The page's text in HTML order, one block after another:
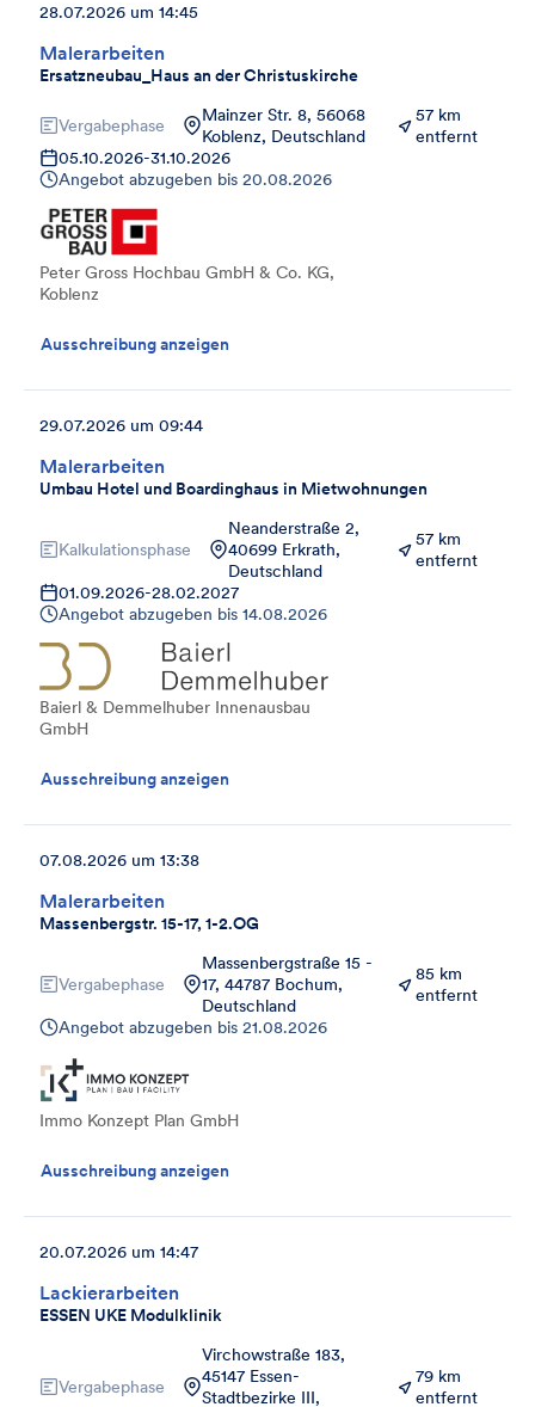
Malerarbeiten
Ersatzneubau_Haus an der Christuskirche
28.07.2026 um 14:45
Vergabephase
Mainzer Str. 8, 56068
Koblenz, Deutschland
57 km
entfernt
05.10.2026-31.10.2026
Angebot abzugeben bis 20.08.2026
Peter Gross Hochbau GmbH & Co. KG,
Koblenz
Ausschreibung anzeigen
Malerarbeiten
Umbau Hotel und Boardinghaus in Mietwohnungen
29.07.2026 um 09:44
Kalkulationsphase
Neanderstraße 2,
40699 Erkrath,
Deutschland
57 km
entfernt
01.09.2026-28.02.2027
Angebot abzugeben bis 14.08.2026
Baierl & Demmelhuber Innenausbau
GmbH
Ausschreibung anzeigen
Malerarbeiten
Massenbergstr. 15-17, 1-2.OG
07.08.2026 um 13:38
Vergabephase
Massenbergstraße 15 -
17, 44787 Bochum,
Deutschland
85 km
entfernt
Angebot abzugeben bis 21.08.2026
Immo Konzept Plan GmbH
Ausschreibung anzeigen
Lackierarbeiten
ESSEN UKE Modulklinik
20.07.2026 um 14:47
Vergabephase
Virchowstraße 183,
45147 Essen-
Stadtbezirke III,
79 km
entfernt